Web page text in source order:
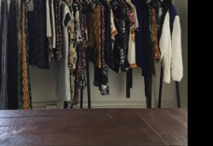
CONTACTO